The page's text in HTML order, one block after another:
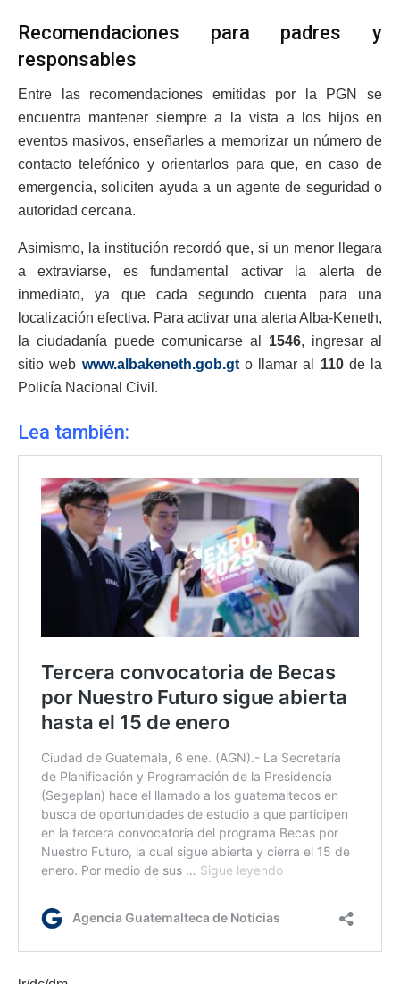
Recomendaciones para padres y
responsables
Entre las recomendaciones emitidas por la PGN se
encuentra mantener siempre a la vista a los hijos en
eventos masivos, enseñarles a memorizar un número de
contacto telefónico y orientarlos para que, en caso de
emergencia, soliciten ayuda a un agente de seguridad o
autoridad cercana.
Asimismo, la institución recordó que, si un menor llegara
a extraviarse, es fundamental activar la alerta de
inmediato, ya que cada segundo cuenta para una
localización efectiva. Para activar una alerta Alba-Keneth,
la ciudadanía puede comunicarse al 1546, ingresar al
sitio web www.albakeneth.gob.gto llamar al 110de la
Policía Nacional Civil.
Lea también: